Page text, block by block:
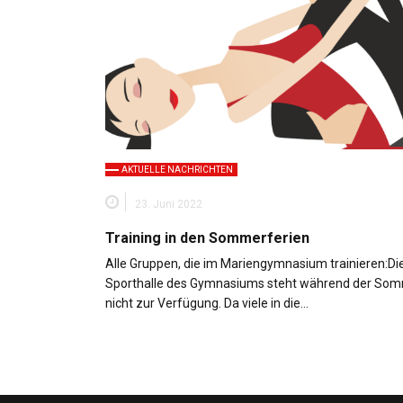
AKTUELLE NACHRICHTEN
23. Juni 2022
Training in den Sommerferien
Alle Gruppen, die im Mariengymnasium
Sporthalle des Gymnasiums steht während der
nicht zur Verfügung. Da viele in die…